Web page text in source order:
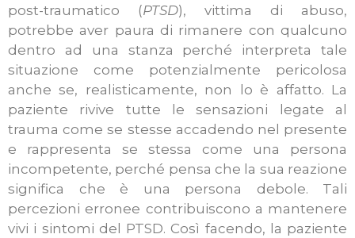
post-traumatico (PTSD), vittima di abuso,
potrebbe aver paura di rimanere con qualcuno
dentro ad una stanza perché interpreta tale
situazione come potenzialmente pericolosa
anche se, realisticamente, non lo è affatto. La
paziente rivive tutte le sensazioni legate al
trauma come se stesse accadendo nel presente
e rappresenta se stessa come una persona
incompetente, perché pensa che la sua reazione
significa che è una persona debole. Tali
percezioni erronee contribuiscono a mantenere
vivi i sintomi del PTSD. Così facendo, la paziente